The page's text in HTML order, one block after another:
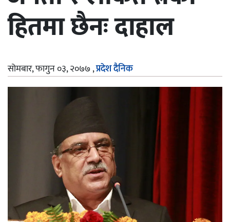
हितमा छैनः दाहाल
सोमबार, फागुन ०३, २०७७,प्रदेश दैनिक